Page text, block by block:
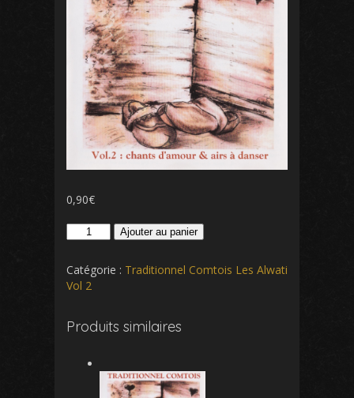
0,90€
quantité
Le
tambour
Ajouter au panier
Catégorie : Traditionnel Comtois Les Alwati
Vol 2
Produits similaires